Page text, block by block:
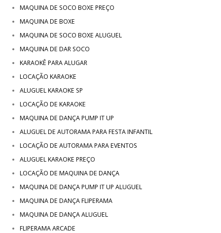
MAQUINA DE SOCO BOXE PREÇO
MAQUINA DE BOXE
MAQUINA DE SOCO BOXE ALUGUEL
MAQUINA DE DAR SOCO
KARAOKÊ PARA ALUGAR
LOCAÇÃO KARAOKE
ALUGUEL KARAOKE SP
LOCAÇÃO DE KARAOKE
MAQUINA DE DANÇA PUMP IT UP
ALUGUEL DE AUTORAMA PARA FESTA INFANTIL
LOCAÇÃO DE AUTORAMA PARA EVENTOS
ALUGUEL KARAOKE PREÇO
LOCAÇÃO DE MAQUINA DE DANÇA
MAQUINA DE DANÇA PUMP IT UP ALUGUEL
MAQUINA DE DANÇA FLIPERAMA
MAQUINA DE DANÇA ALUGUEL
FLIPERAMA ARCADE